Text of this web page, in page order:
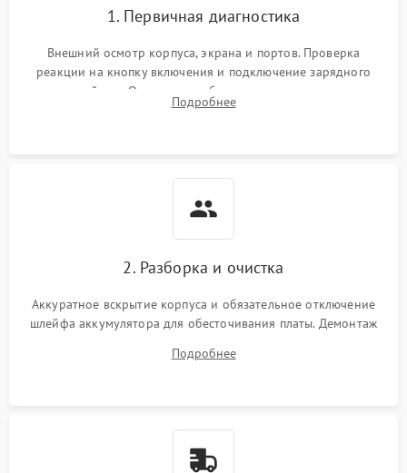
1. Первичная диагностика
Внешний осмотр корпуса, экрана и портов. Проверка
реакции на кнопку включения и подключение зарядного
устройства. Оценка потребления тока с помощью
лабораторного блока питания для локализации проблемы.
Подробнее
2. Разборка и очистка
Аккуратное вскрытие корпуса и обязательное отключение
шлейфа аккумулятора для обесточивания платы. Демонтаж
высохшей термопасты с кристаллов чипов.
Подробнее